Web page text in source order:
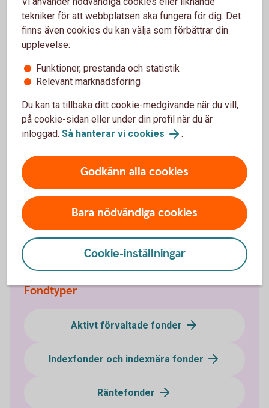
Är du intresserad av hedgefonder, men vill ha en
lägre risk än vad majoriteten av hedgefonder har? Då
skulle en hedgefond-i-fond kunna vara något för dig.
Dessa minskar riskerna betydligt, gentemot andra
hedgefonder, genom att investera i flera olika fonder
Mer information
Fondtyper - lär dig mer om olika typer av fonder
Fonder - börja fondspara
Fondtyper
Aktivt förvaltade fonder
Indexfonder och indexnära fonder
Räntefonder
tekniker för att webbplatsen ska fungera för dig. Det
finns även cookies du kan välja som förbättrar din
upplevelse:
Funktioner, prestanda och statistik
Relevant marknadsföring
Du kan ta tillbaka ditt cookie-medgivande när du vill,
på cookie-sidan eller under din profil när du är
inloggad. Så hanterar vi cookies .
Godkänn alla cookies
Bara nödvändiga cookies
Cookie-inställningar